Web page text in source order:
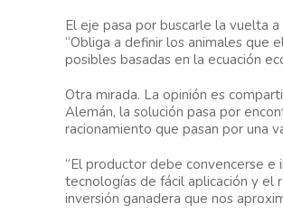
El eje pasa por buscarle la vuelta
“Obliga a definir los animales que
posibles basadas en la ecuación
Otra mirada. La opinión es
Alemán, la solución pasa por
racionamiento que pasan por una
“El productor debe convencerse
tecnologías de fácil aplicación y el
inversión ganadera que nos